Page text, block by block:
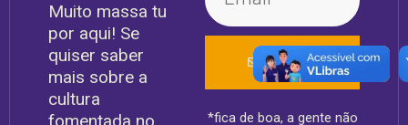
Muito massa tu
por aqui! Se
quiser saber
mais sobre a
cultura
ENVIAR
*fica de boa, a gente não